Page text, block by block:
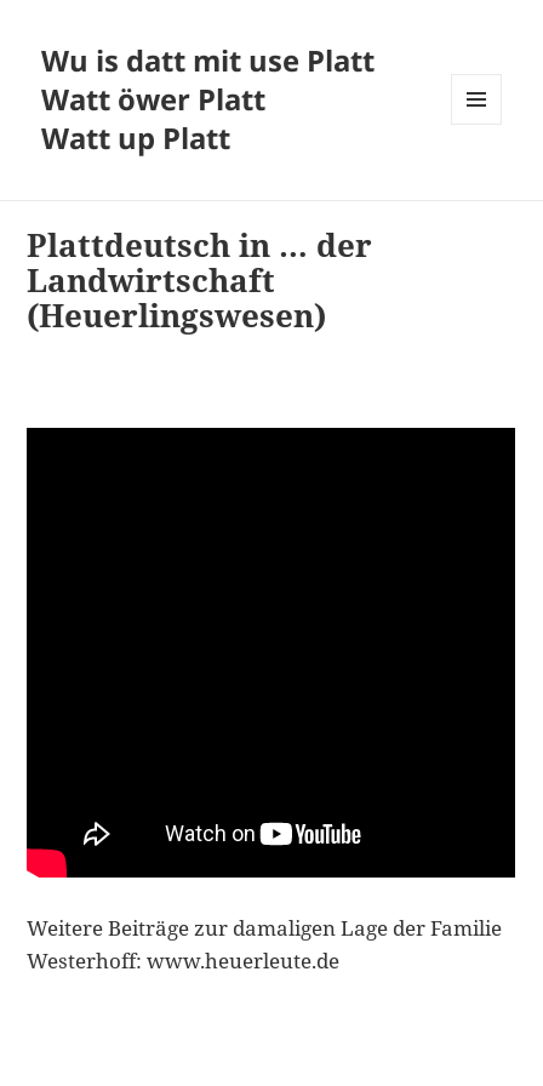
Wu is datt mit use Platt
Watt öwer Platt
Watt up Platt
Plattdeutsch in … der
Landwirtschaft
(Heuerlingswesen)
Weitere Beiträge zur damaligen Lage der Familie
Westerhoff: www.heuerleute.de